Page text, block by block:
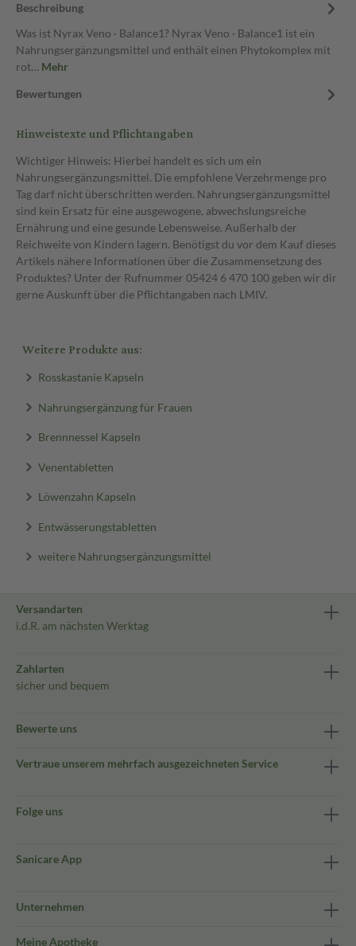
Beschreibung
Was ist Nyrax Veno · Balance1? Nyrax Veno · Balance1 ist ein
Nahrungsergänzungsmittel und enthält einen Phytokomplex mit
rot… Mehr
Bewertungen
Hinweistexte und Pflichtangaben
Wichtiger Hinweis: Hierbei handelt es sich um ein
Nahrungsergänzungsmittel. Die empfohlene Verzehrmenge pro
Tag darf nicht überschritten werden. Nahrungsergänzungsmittel
sind kein Ersatz für eine ausgewogene, abwechslungsreiche
Ernährung und eine gesunde Lebensweise. Außerhalb der
Reichweite von Kindern lagern. Benötigst du vor dem Kauf dieses
Artikels nähere Informationen über die Zusammensetzung des
Produktes? Unter der Rufnummer 05424 6 470 100 geben wir dir
gerne Auskunft über die Pflichtangaben nach LMIV.
Weitere Produkte aus:
Rosskastanie Kapseln
Nahrungsergänzung für Frauen
Brennnessel Kapseln
Venentabletten
Löwenzahn Kapseln
Entwässerungstabletten
weitere Nahrungsergänzungsmittel
Versandarten
i.d.R. am nächsten Werktag
Zahlarten
sicher und bequem
Bewerte uns
Vertraue unserem mehrfach ausgezeichneten Service
Folge uns
Sanicare App
Unternehmen
Meine Apotheke